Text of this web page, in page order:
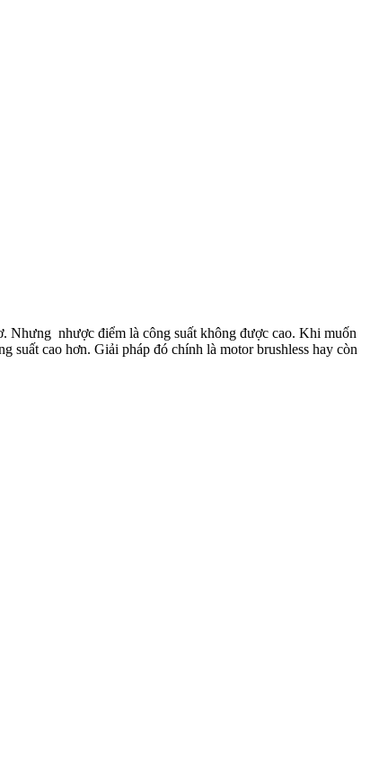
Nhưng nhược điểm là công suất không được cao. Khi muốn
suất cao hơn. Giải pháp đó chính là motor brushless hay còn